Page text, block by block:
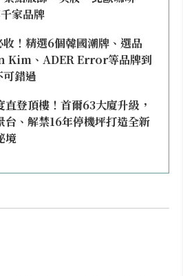
家品牌
收！精選6個韓國潮牌、選品
Kim、ADER Error等品牌到
錯過
直登頂樓！首爾63大廈升級，
台、解禁16年停機坪打造全新
境